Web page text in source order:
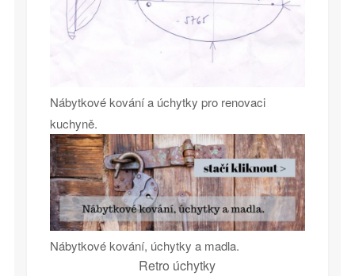
Nábytkové kování a úchytky pro renovaci
kuchyně.
Nábytkové kování, úchytky a madla.
Retro úchytky